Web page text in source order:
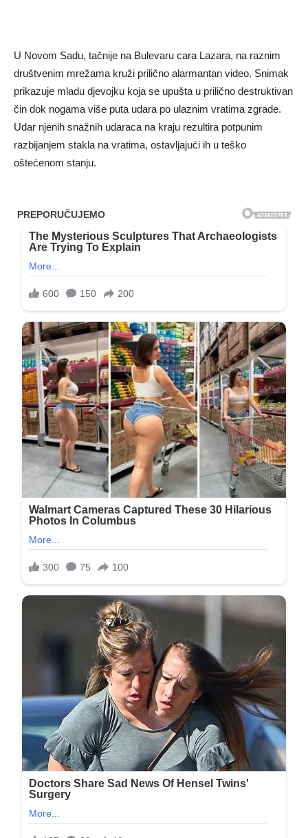
U Novom Sadu, tačnije na Bulevaru cara Lazara, na raznim
društvenim mrežama kruži prilično alarmantan video. Snimak
prikazuje mladu djevojku koja se upušta u prilično destruktivan
čin dok nogama više puta udara po ulaznim vratima zgrade.
Udar njenih snažnih udaraca na kraju rezultira potpunim
razbijanjem stakla na vratima, ostavljajući ih u teško
oštećenom stanju.